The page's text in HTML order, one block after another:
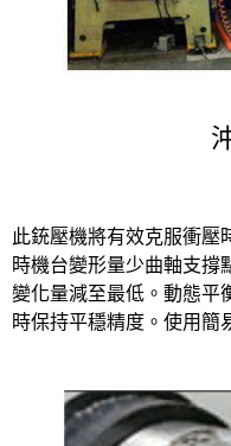
此銃壓機將有效克服衝壓
時機台變形量少曲軸支撐
變化量減至最低。動態平
時保持平穩精度。使用簡